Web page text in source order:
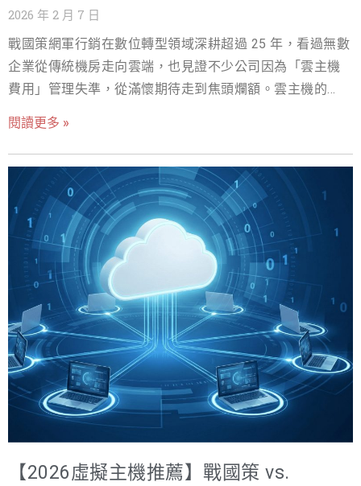
乏專屬 IP、DDoS 防護等企業級基本配備。服務商所提供
的唯一解決方案，是立即升級至高價專屬主機方案，且不
包含任何資料遷移與風險控管支援。此時，客戶才清楚意
識到，先前為了節省有限的主機費用，實際上承擔了遠高
於預期的營運風險與品牌成本。 這類案例，正是 戰國策網
理解合約中隱含的資源限制、資安責任與長期擴充成本。
作為企業級數位顧問，我們的角色，正是協助客戶拆解這
些看似複雜卻高度關鍵的報價結構，確保企業在 2026 年及
未來的成長過程中，做出真正符合營運需求的基礎架構決
策。 美國主機的真實費用結構是什麼？基礎價格與隱藏成
本完整說明 美國主機的費用並非單一價格，而是由多個服
務層面組成的總體成本。實際費用會因主機類型不同而有
明顯差異，包含共享主機、VPS、專屬主機與雲端主機，
其基礎報價、擴充彈性與長期持有成本皆不相同。 進入
2026 年，主機選項雖然更加多元，但費用
2026 年 2 月 7 日
戰國策網軍行銷在數位轉型領域深耕超過 25 年，看過無數
企業從傳統機房走向雲端，也見證不少公司因為「雲主機
費用」管理失準，從滿懷期待走到焦頭爛額。雲主機的難
真實情境切入，並提供 2026 年企業最實用的雲主機費用拆
解與避坑策略，協助你避免帳單爆表、資源浪費與人力隱
形成本失控。 雲主機開頭故事：從「雲主機帳單驚魂」看
見費用爆表的真正原因 「顧問，我們的雲主機開銷這個月
又爆了！技術長已經連續兩週睡不著覺了。」 這是去年
底，一家快速成長的電商新創「數位綠洲」創辦人小陳打
給戰國策網軍行銷時的開場白。 「數位綠洲」的模式很典
型：高流量電商平台 + 大量產品圖片與影片。當初選擇雲
端，看中的就是彈性與擴展性。起初每月雲主機預算可
控，大約新台幣 5 萬元；但半年內業務翻了三倍，帳單也
像失速列車一樣，從 5 萬、10 萬一路飆升到 25 萬。 他們
很快發現：CPU/RAM 的雲主機價格並沒有明顯變動，真正
讓帳單失控的是兩個項目——網路傳輸收費與儲存操作成
毫秒的高端餐廳。 技術長沮喪地說：「我們已經選了最低
閱讀更多 »
【2026虛擬主機推薦】戰國策 vs.